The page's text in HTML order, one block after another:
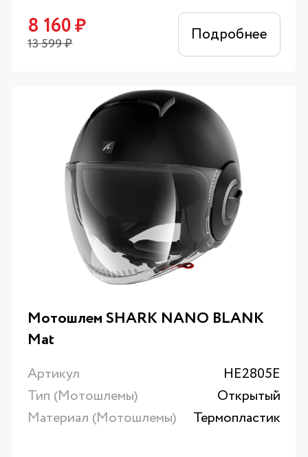
8 160₽
13 599₽ Подробнее
Мотошлем SHARK NANO BLANK
Mat
Артикул
HE2805E
Тип (Мотошлемы)
Открытый
Материал (Мотошлемы)
Термопластик